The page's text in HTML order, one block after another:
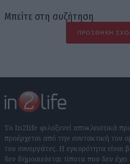
Μπείτε στη συζήτηση
ΠΡΟΣΘΉΚΗ
Το In2life φιλοξενεί αποκλειστικά
προέρχεται από την συντακτική του
του συνεργάτες. Η εγκυρότητα είναι
δεν δημοσιεύεται τίποτα που δεν έχει